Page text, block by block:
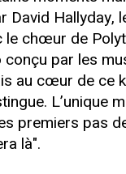
David Hallyday,
le chœur de
par les
au cœur de ce
L’unique
premiers pas
là".